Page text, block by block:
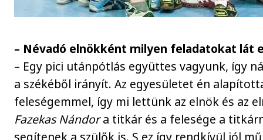
– Névadó elnökként milyen feladatokat lát
– Egy pici utánpótlás együttes vagyunk, így
a székéből irányít. Az egyesületet én
feleségemmel, így mi lettünk az elnök és az
Fazekas Nándora titkár és a felesége a
segítenek a szülők is. S ez így rendkívül jól